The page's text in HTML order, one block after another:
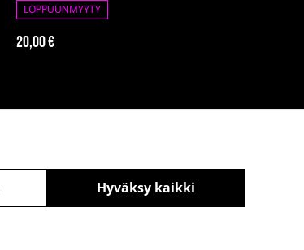
LOPPUUNMYYTY
20,00 €
Hyväksy kaikki